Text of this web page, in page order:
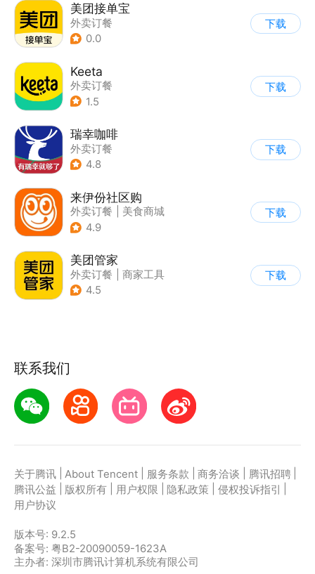
美团接单宝
外卖订餐
0.0
下载
Keeta
外卖订餐
1.5
下载
瑞幸咖啡
外卖订餐
4.8
下载
来伊份社区购
外卖订餐
美食商城
4.9
下载
美团管家
外卖订餐
商家工具
4.5
下载
联系我们
关于腾讯 About Tencent 服务条款 商务洽谈 腾讯招聘
腾讯公益
版权所有 用户权限 隐私政策 侵权投诉指引
用户协议
版本号: 9.2.5
备案号: 粤B2-20090059-1623A
主办者: 深圳市腾讯计算机系统有限公司